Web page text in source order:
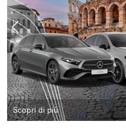
Scopri di più